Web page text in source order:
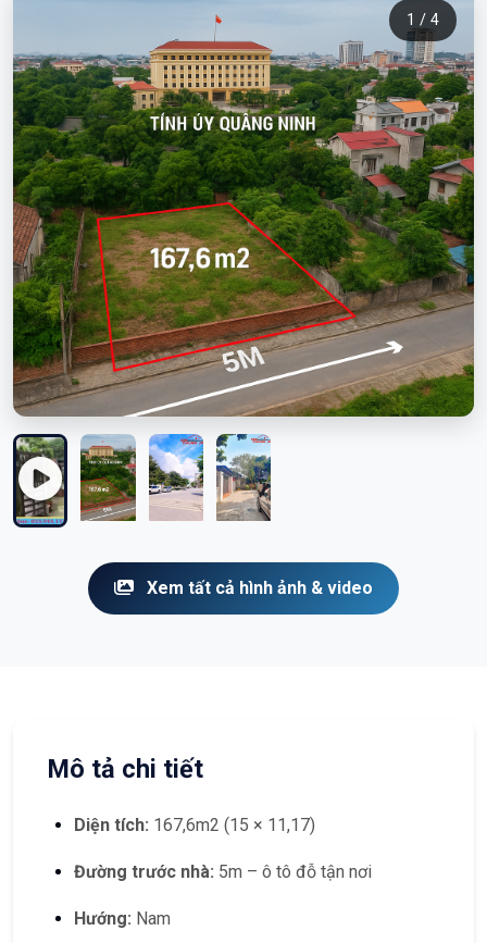
1 / 4
Xem tất cả hình ảnh & video
Mô tả chi tiết
Diện tích: 167,6m2 (15 × 11,17)
Đường trước nhà: 5m – ô tô đỗ tận nơi
Hướng: Nam